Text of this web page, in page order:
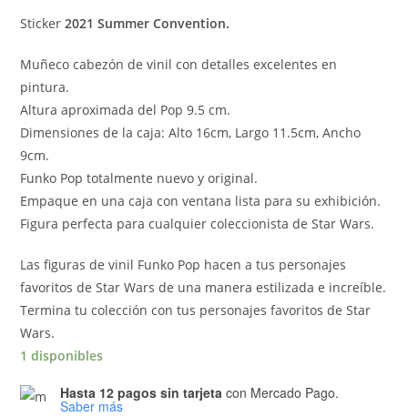
Sticker2021 Summer Convention.
Muñeco cabezón de vinil con detalles excelentes en
pintura.
Altura aproximada del Pop 9.5 cm.
Dimensiones de la caja: Alto 16cm, Largo 11.5cm, Ancho
9cm.
Funko Pop totalmente nuevo y original.
Empaque en una caja con ventana lista para su exhibición.
Figura perfecta para cualquier coleccionista de Star Wars.
Las figuras de vinil Funko Pop hacen a tus personajes
favoritos de Star Wars de una manera estilizada e increíble.
Termina tu colección con tus personajes favoritos de Star
Wars.
1 disponibles
Hasta 12 pagos sin tarjeta con Mercado Pago.
Saber más